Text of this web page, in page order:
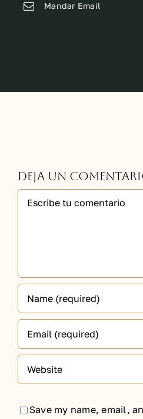
Mandar Email
Deja un
Comment
Save my name, email,